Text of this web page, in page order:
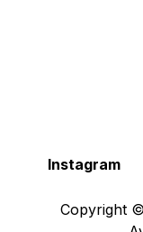
Instagram
Copyright